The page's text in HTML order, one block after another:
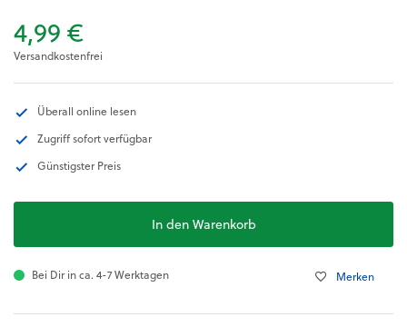
4,99 €
Versandkostenfrei
Überall online lesen
Zugriff sofort verfügbar
Günstigster Preis
In den Warenkorb
Bei Dir in ca. 4-7 Werktagen Merken